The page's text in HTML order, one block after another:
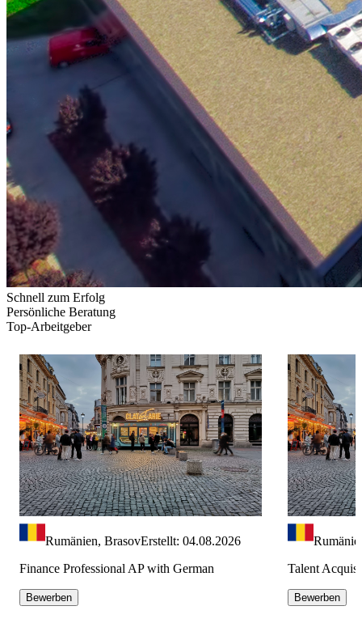
Schnell zum Erfolg
Persönliche Beratung
Top-Arbeitgeber
Rumänien, BrasovErstellt: 04.08.2026
Finance Professional AP with German
Bewerben
Talent
Bewerben